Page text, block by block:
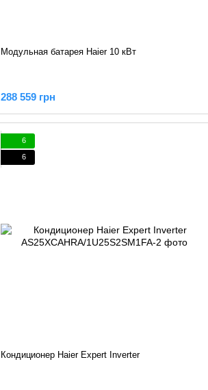
Модульная батарея Haier 10 кВт
288 559 грн
6
6
Кондиционер Haier Expert Inverter